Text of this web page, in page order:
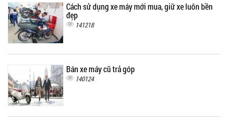
Cách sử dụng xe máy mới mua, giữ xe luôn bền
đẹp
141218
Bán xe máy cũ trả góp
140124